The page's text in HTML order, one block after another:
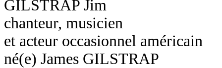
GILSTRAP Jim
chanteur, musicien
et acteur occasionnel américain
né(e) James GILSTRAP